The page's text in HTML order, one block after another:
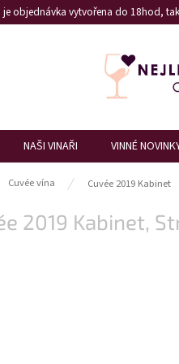
objednávka vytvořena do 18hod,
NAŠI VINAŘI VINNÉ
Cuvée vína Cuvée 2019 Kabinet
2019 Kabinet,